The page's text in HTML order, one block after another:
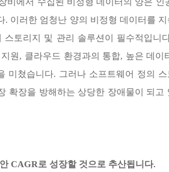
이러한 엄청난 양의 비정형 데이터를 지
토리지 및 관리 솔루션이 필수적입니
원, 클라우드 환경과의 통합, 높은 데이
미쳤습니다. 그러나 소프트웨어 정의 스
확장을 방해하는 상당한 장애물이 되고
CAGR로 성장할 것으로 추산됩니다.